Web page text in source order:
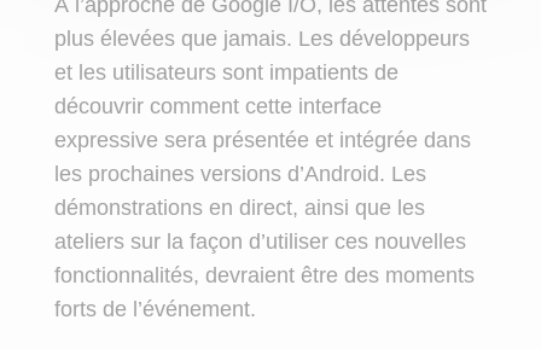
plus élevées que jamais. Les développeurs
et les utilisateurs sont impatients de
découvrir comment cette interface
expressive sera présentée et intégrée dans
les prochaines versions d’Android. Les
démonstrations en direct, ainsi que les
ateliers sur la façon d’utiliser ces nouvelles
fonctionnalités, devraient être des moments
forts de l’événement.